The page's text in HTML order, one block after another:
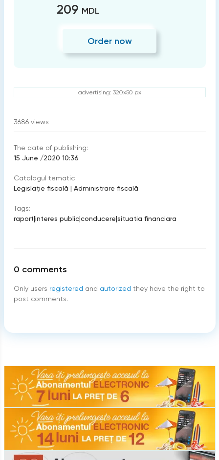
209 MDL
Order now
advertising: 320x50 px
3686 views
The date of publishing:
15 June /2020 10:36
Catalogul tematic
Legislație fiscală | Administrare fiscală
Tags:
raport|interes public|conducere|situatia financiara
0 comments
Only users registered and autorized they have the right to
post comments.